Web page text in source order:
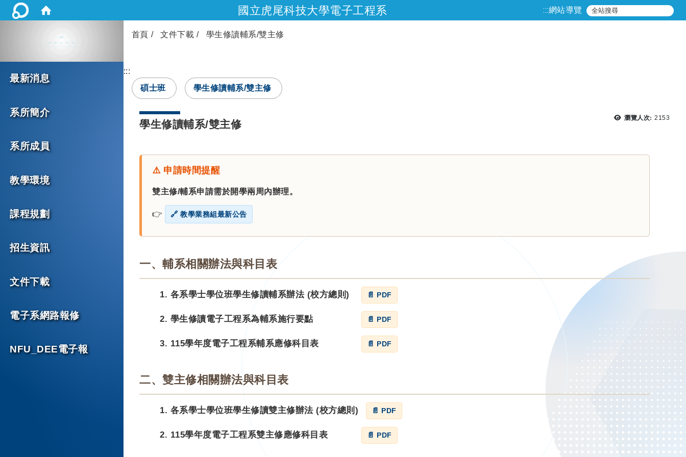
國立虎尾科技大學電子工程系 :::網站導覽
最新消息
系所簡介
系所成員
教學環境
課程規劃
招生資訊
文件下載
電子系網路報修
NFU_DEE電子報
首頁 文件下載 學生修讀輔系/雙主修
:::
碩士班
學生修讀輔系/雙主修
瀏覽人次: 瀏覽次
2153
學生修讀輔系/雙主修
⚠️ 申請時間提醒
雙主修/輔系申請需於開學兩周內辦理。
👉 🔗 教學業務組最新公告
一、輔系相關辦法與科目表
1. 各系學士學位班學生修讀輔系辦法 (校方總則) 📄 PDF
2. 學生修讀電子工程系為輔系施行要點 📄 PDF
3. 115學年度電子工程系輔系應修科目表 📄 PDF
二、雙主修相關辦法與科目表
1. 各系學士學位班學生修讀雙主修辦法 (校方總則) 📄 PDF
2. 115學年度電子工程系雙主修應修科目表 📄 PDF